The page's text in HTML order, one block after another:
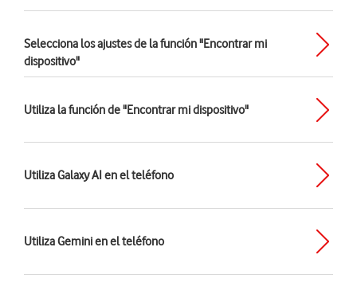
Selecciona los ajustes de la función "Encontrar mi
dispositivo"
Utiliza la función de "Encontrar mi dispositivo"
Utiliza Galaxy AI en el teléfono
Utiliza Gemini en el teléfono